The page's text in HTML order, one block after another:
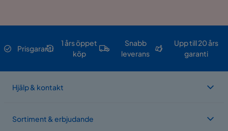
Prisgaranti
1 års öppet
köp
Snabb
leverans
Upp till 20 års
garanti
Hjälp & kontakt
Sortiment & erbjudande